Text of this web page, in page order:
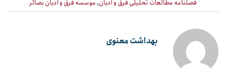
فصلنامه مطالعات تحلیلی فرق و ادیان, موسسه فرق و ادیان بصائر
بهداشت معنوی